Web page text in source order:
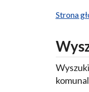
Strona